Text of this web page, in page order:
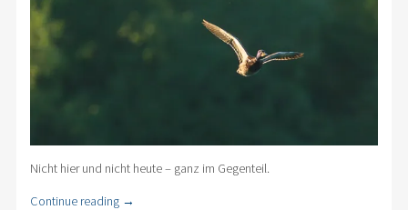
Nicht hier und nicht heute – ganz im Gegenteil.
Continue reading →